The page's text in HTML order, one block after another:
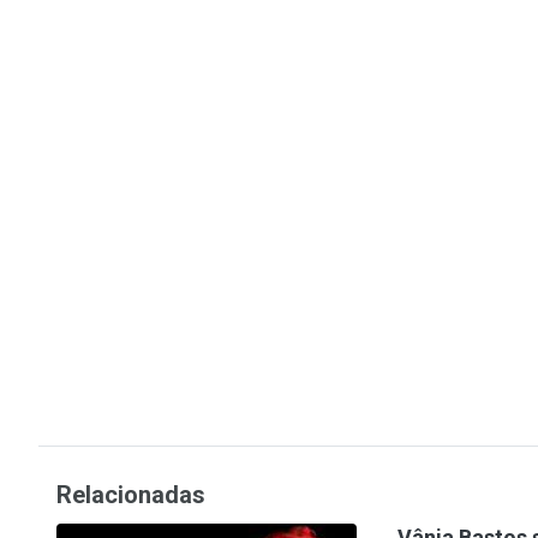
Relacionadas